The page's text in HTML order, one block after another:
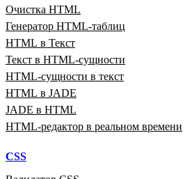
Очистка HTML
Генератор HTML‑таблиц
HTML в Текст
Текст в HTML‑сущности
HTML‑сущности в текст
HTML в JADE
JADE в HTML
HTML‑редактор в реальном времени
CSS